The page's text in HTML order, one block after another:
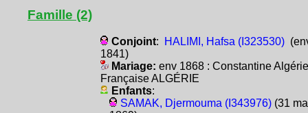
Famille (2)
Conjoint: HALIMI, Hafsa (I323530)
1841)
Mariage: env 1868 : Constantine Algérie
Française ALGÉRIE
Enfants:
SAMAK, Djermouma (I343976)(31